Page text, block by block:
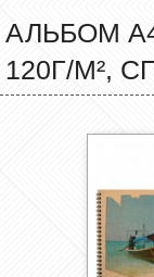
АЛЬБОМ
120Г/М²,